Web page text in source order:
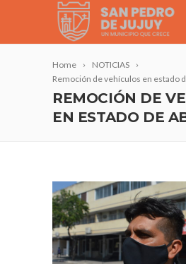
Home
NOTICIAS
Remoción de vehículos en estado
REMOCIÓN DE
EN ESTADO DE